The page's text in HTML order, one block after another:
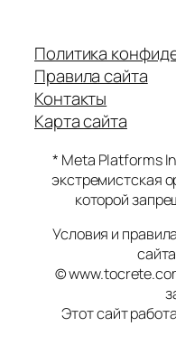
Политика
Правила сайта
Контакты
Карта сайта
* Meta Platforms
экстремистская
которой
Условия и
©
Этот сайт